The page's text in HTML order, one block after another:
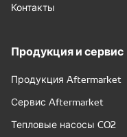
Контакты
Продукция и сервис
Продукция Aftermarket
Сервис Aftermarket
Тепловые насосы CO2